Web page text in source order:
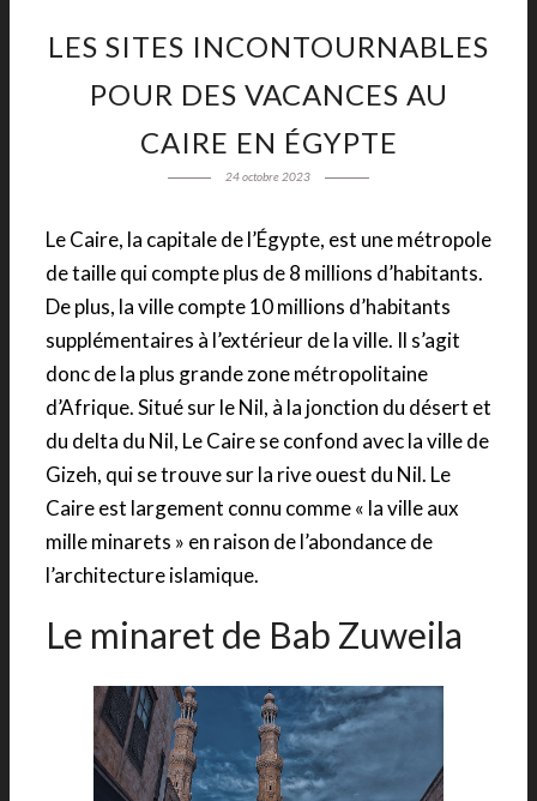
LES SITES INCONTOURNABLES
POUR DES VACANCES AU
CAIRE EN ÉGYPTE
24 octobre 2023
Le Caire, la capitale de l’Égypte, est une métropole
de taille qui compte plus de 8 millions d’habitants.
De plus, la ville compte 10 millions d’habitants
supplémentaires à l’extérieur de la ville. Il s’agit
donc de la plus grande zone métropolitaine
d’Afrique. Situé sur le Nil, à la jonction du désert et
du delta du Nil, Le Caire se confond avec la ville de
Gizeh, qui se trouve sur la rive ouest du Nil. Le
Caire est largement connu comme « la ville aux
mille minarets » en raison de l’abondance de
l’architecture islamique.
Le minaret de Bab Zuweila